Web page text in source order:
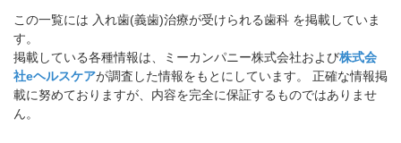
この一覧には 入れ歯(義歯)治療が受けられる歯科 を掲載していま
す。
掲載している各種情報は、ミーカンパニー株式会社および株式会
社eヘルスケアが調査した情報をもとにしています。 正確な情報掲
載に努めておりますが、内容を完全に保証するものではありませ
ん。